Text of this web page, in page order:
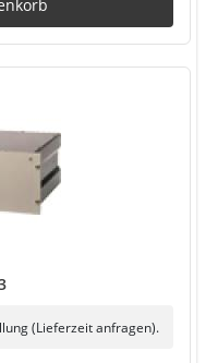
(Lieferzeit anfragen).